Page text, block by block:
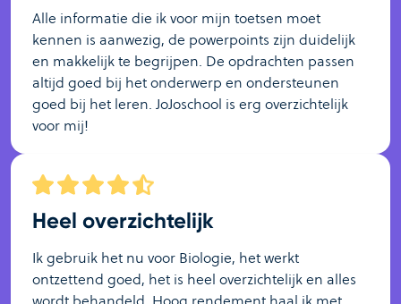
Alle informatie die ik voor mijn toetsen moet
kennen is aanwezig, de powerpoints zijn duidelijk
en makkelijk te begrijpen. De opdrachten passen
altijd goed bij het onderwerp en ondersteunen
goed bij het leren. JoJoschool is erg overzichtelijk
voor mij!
Heel overzichtelijk
Ik gebruik het nu voor Biologie, het werkt
ontzettend goed, het is heel overzichtelijk en alles